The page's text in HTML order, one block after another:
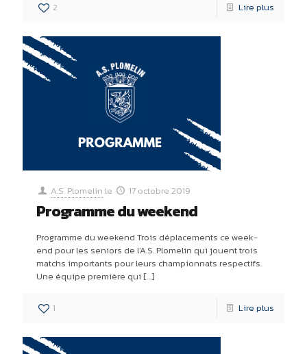
2 Lire plus
A.S. Plomelin le 17 octobre 2019
Programme du weekend
Programme du weekend Trois déplacements ce week-
end pour les seniors de l’A.S. Plomelin qui jouent trois
matchs importants pour leurs championnats respectifs.
Une équipe première qui […]
1 Lire plus